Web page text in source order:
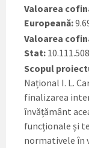
Valoarea
Europeană:
Valoarea
Stat:
Scopul
Național I. L.
finalizarea
învățământ
funcționale și
normativele în